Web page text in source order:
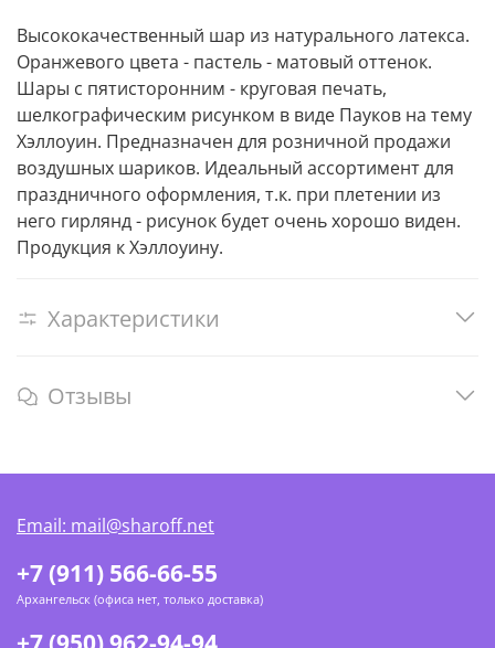
Высококачественный шар из натурального латекса.
Оранжевого цвета - пастель - матовый оттенок.
Шары с пятисторонним - круговая печать,
шелкографическим рисунком в виде Пауков на тему
Хэллоуин. Предназначен для розничной продажи
воздушных шариков. Идеальный ассортимент для
праздничного оформления, т.к. при плетении из
него гирлянд - рисунок будет очень хорошо виден.
Продукция к Хэллоуину.
Характеристики
Отзывы
+7 (911) 566-66-55
Архангельск (офиса нет, только доставка)
Email: mail@sharoff.net